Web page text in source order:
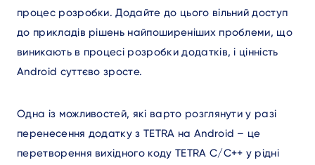
процес розробки. Додайте до цього вільний доступ
до прикладів рішень найпоширеніших проблеми, що
виникають в процесі розробки додатків, і цінність
Android суттєво зросте.
Одна із можливостей, які варто розглянути у разі
перенесення додатку з TETRA на Android – це
перетворення вихідного коду TETRA C/C++ у рідні